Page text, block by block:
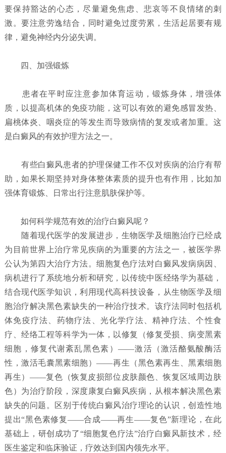
要保持豁达的心态，尽量避免焦虑、悲哀等不良情绪的刺
激。要注意劳逸结合，同时避免过度劳累，生活起居要有规
律，避免神经内分泌失调。
四、加强锻炼
患者在平时应注意参加体育运动，锻炼身体，增强体
质，以提高机体的免疫功能，这可以有效的避免感冒发热、
扁桃体炎、咽炎症的等发生而导致病情的复发或者加重。这
是白癜风的有效护理方法之一。
有些白癜风患者的护理保健工作不仅对疾病的治疗有帮
助，如果长期坚持对身体整体素质的提升也有作用，比如加
强体育锻炼、日常出行注意肌肤保护等。
如何科学规范有效的治疗白癜风呢？
随着现代医学的发展进步，生物医学及细胞治疗已经成
为目前世界上治疗常见疾病的为重要的方法之一，被医学界
公认为第四大治疗方法。细胞复色疗法对白癜风发病病因、
病机进行了系统地分析和研究，以传统中医经络学为基础，
结合现代医学知识，利用现代高科技设备，从生物医学及细
胞治疗解决黑色素缺失的一种治疗技术。该疗法同时包括机
体免疫疗法、药物疗法、光化学疗法、精神疗法、个性食
疗、经络工程等科学为一体，以修复（修复受损、病变黑素
细胞，修复代谢紊乱黑色素）——激活（激活酪氨酸酶活
性，激活毛囊黑素细胞）——再生（黑色素再生、黑素细胞
再生）——复色（恢复皮损部位皮肤颜色、恢复区域周边肤
色）为治疗阶段，深度康复白癜风疾病，从根本解决黑色素
缺失的问题。区别于传统白癜风治疗理论的认识，创造性地
提出“黑色素修复——合成——再生——复色”新理论，在此
基础上，研创成功了“细胞复色疗法”治疗白癜风新技术，经
医生鉴定和临床验证，疗效达到国内领先水平。